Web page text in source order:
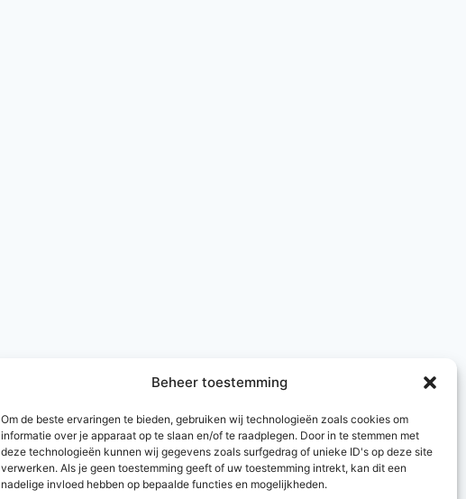
Beheer toestemming
Om de beste ervaringen te bieden, gebruiken wij technologieën zoals cookies om
informatie over je apparaat op te slaan en/of te raadplegen. Door in te stemmen met
deze technologieën kunnen wij gegevens zoals surfgedrag of unieke ID's op deze site
verwerken. Als je geen toestemming geeft of uw toestemming intrekt, kan dit een
nadelige invloed hebben op bepaalde functies en mogelijkheden.